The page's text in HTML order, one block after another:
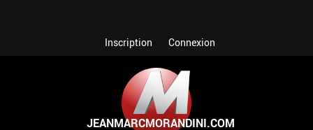
Inscription Connexion